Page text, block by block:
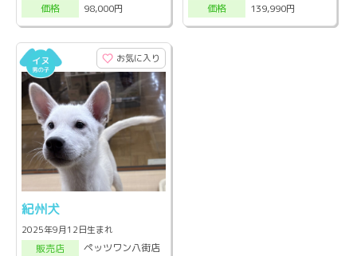
価格
98,000円
価格
139,990円
お気に入り
紀州犬
2025年9月12日生まれ
販売店
ペッツワン八街店